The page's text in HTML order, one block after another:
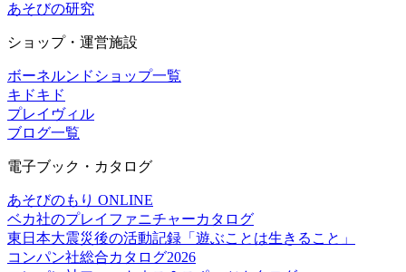
あそびの研究
ショップ・運営施設
ボーネルンドショップ一覧
キドキド
プレイヴィル
ブログ一覧
電子ブック・カタログ
あそびのもり ONLINE
ベカ社のプレイファニチャーカタログ
東日本大震災後の活動記録「遊ぶことは生きること」
コンパン社総合カタログ2026